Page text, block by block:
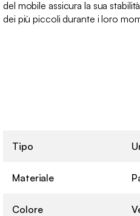
del mobile assicura la sua
dei più piccoli durante i loro
Tipo
Materiale
Colore